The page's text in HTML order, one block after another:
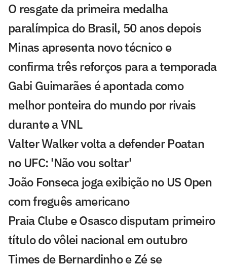
O resgate da primeira medalha
paralímpica do Brasil, 50 anos depois
Minas apresenta novo técnico e
confirma três reforços para a temporada
Gabi Guimarães é apontada como
melhor ponteira do mundo por rivais
durante a VNL
Valter Walker volta a defender Poatan
no UFC: 'Não vou soltar'
João Fonseca joga exibição no US Open
com freguês americano
Praia Clube e Osasco disputam primeiro
título do vôlei nacional em outubro
Times de Bernardinho e Zé se